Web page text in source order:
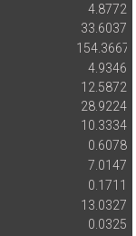
4.8772
33.6037
154.3667
4.9346
12.5872
28.9224
10.3334
0.6078
7.0147
0.1711
13.0327
0.0325